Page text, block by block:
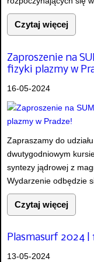
Czytaj więcej
Zaproszenie na
fizyki plazmy w
16-05-2024
Zapraszamy do
dwutygodniowym
syntezy jądrowej z
Wydarzenie odbędzie
Czytaj więcej
Plasmasurf 2024 |
13-05-2024